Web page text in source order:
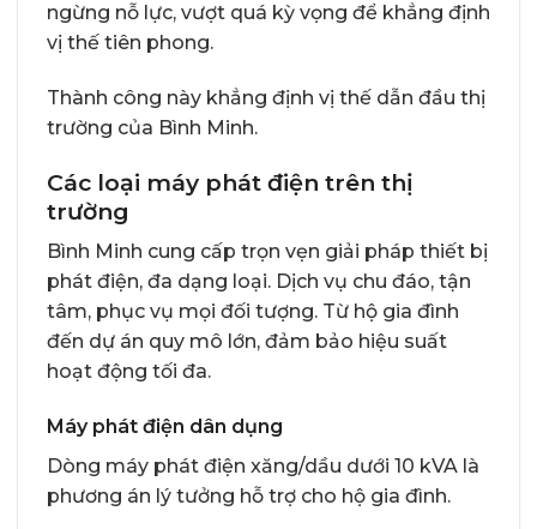
ngừng nỗ lực, vượt quá kỳ vọng để khẳng định
vị thế tiên phong.
Thành công này khẳng định vị thế dẫn đầu thị
trường của Bình Minh.
Các loại máy phát điện trên thị
trường
Bình Minh cung cấp trọn vẹn giải pháp thiết bị
phát điện, đa dạng loại. Dịch vụ chu đáo, tận
tâm, phục vụ mọi đối tượng. Từ hộ gia đình
đến dự án quy mô lớn, đảm bảo hiệu suất
hoạt động tối đa.
Máy phát điện dân dụng
Dòng máy phát điện xăng/dầu dưới 10 kVA là
phương án lý tưởng hỗ trợ cho hộ gia đình.